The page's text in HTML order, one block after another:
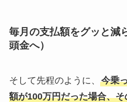
毎月の支払額をグッと減
頭金へ）
そして先程のように、 今乗
額が100万円だった場合、